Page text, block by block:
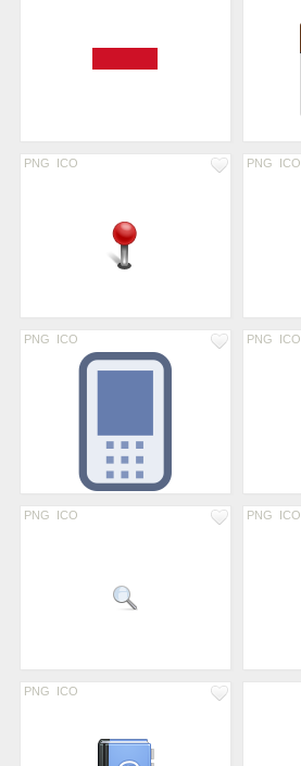
PNG ICO PNG ICO
PNG ICO PNG ICO
PNG ICO PNG ICO
PNG ICO